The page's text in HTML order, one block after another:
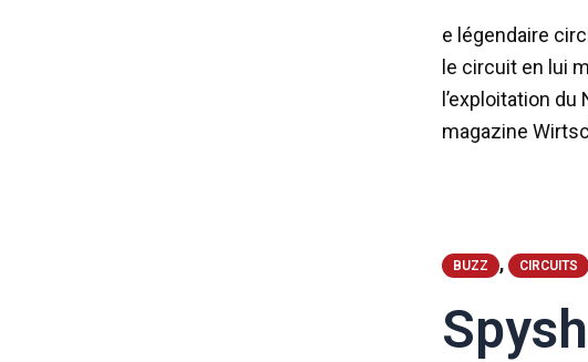
e légendaire
le circuit en lui
l’exploitation
magazine
BUZZ , CIRCUITS